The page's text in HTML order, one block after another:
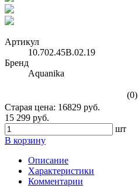
Артикул
10.702.45B.02.19
Бренд
Aquanika
(0)
Старая цена: 16829 руб.
15 299 руб.
шт
В корзину
Описание
Характеристики
Комментарии